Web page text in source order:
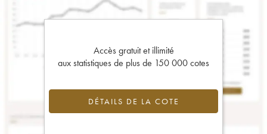
Accès gratuit et illimité
aux statistiques de plus de 150 000 cotes
DÉTAILS DE LA COTE